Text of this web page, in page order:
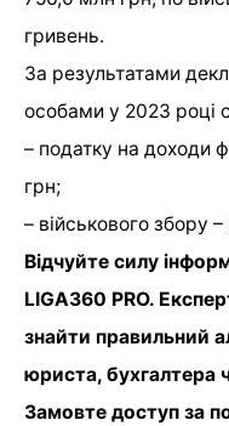
гривень.
За результатами
особами у 2023 році
– податку на доходи
грн;
– військового збору
Відчуйте силу
LIGA360 PRO.
знайти правильний
юриста, бухгалтера
Замовте доступ за